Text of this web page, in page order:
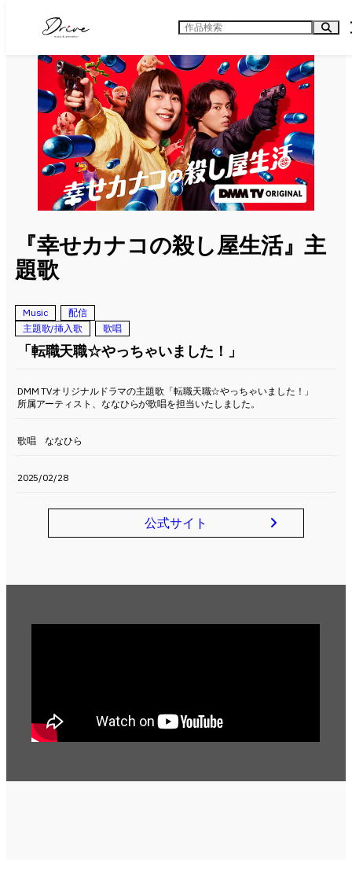
検
『幸せカナコの殺し屋生活』主
題歌
Music
配信
主題歌/挿入歌
歌唱
「転職天職☆やっちゃいました！」
DMM TVオリジナルドラマの主題歌「転職天職☆やっちゃいました！」
所属アーティスト、ななひらが歌唱を担当いたしました。
歌唱 ななひら
2025/02/28
公式サイト